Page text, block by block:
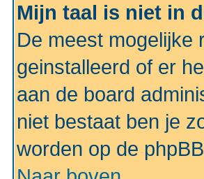
Mijn taal is niet in
De meest mogelijke
geinstalleerd of er
aan de board
niet bestaat ben je
worden op de